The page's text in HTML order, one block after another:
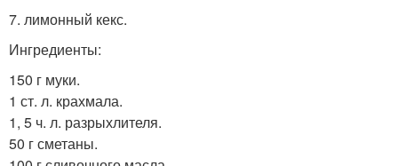
7. лимонный кекс.
Ингредиенты:
150 г муки.
1 ст. л. крахмала.
1, 5 ч. л. разрыхлителя.
50 г сметаны.